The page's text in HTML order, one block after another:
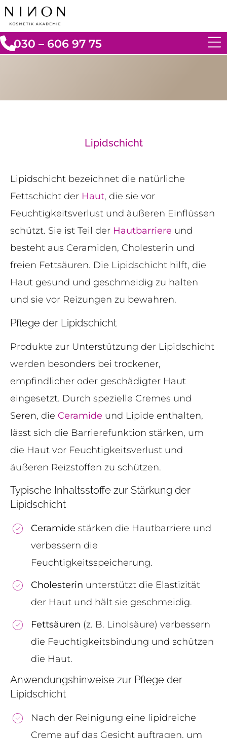
030 – 606 97 75
Lipidschicht
Lipidschicht bezeichnet die natürliche
Fettschicht der Haut, die sie vor
Feuchtigkeitsverlust und äußeren Einflüssen
schützt. Sie ist Teil der Hautbarriere und
besteht aus Ceramiden, Cholesterin und
freien Fettsäuren. Die Lipidschicht hilft, die
Haut gesund und geschmeidig zu halten
und sie vor Reizungen zu bewahren.
Pflege der Lipidschicht
Produkte zur Unterstützung der Lipidschicht
werden besonders bei trockener,
empfindlicher oder geschädigter Haut
eingesetzt. Durch spezielle Cremes und
Seren, die Ceramide und Lipide enthalten,
lässt sich die Barrierefunktion stärken, um
die Haut vor Feuchtigkeitsverlust und
äußeren Reizstoffen zu schützen.
Typische Inhaltsstoffe zur Stärkung der
Lipidschicht
Ceramide stärken die Hautbarriere und
verbessern die
Feuchtigkeitsspeicherung.
Cholesterin unterstützt die Elastizität
der Haut und hält sie geschmeidig.
Fettsäuren (z. B. Linolsäure) verbessern
die Feuchtigkeitsbindung und schützen
die Haut.
Anwendungshinweise zur Pflege der
Lipidschicht
Nach der Reinigung eine lipidreiche
Creme auf das Gesicht auftragen, um